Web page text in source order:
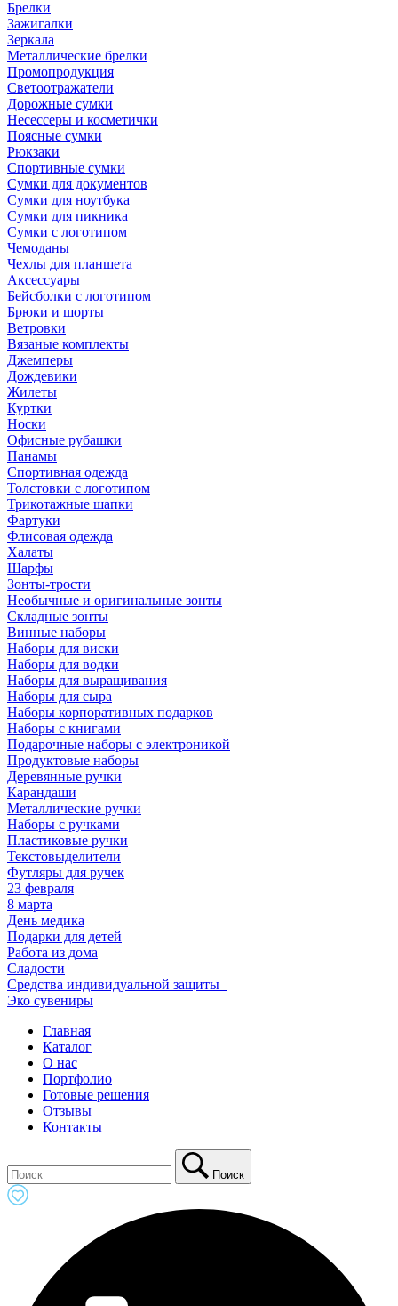
Брелки
Зажигалки
Зеркала
Металлические брелки
Промопродукция
Светоотражатели
Дорожные сумки
Несессеры и косметички
Поясные сумки
Рюкзаки
Спортивные сумки
Сумки для документов
Сумки для ноутбука
Сумки для пикника
Сумки с логотипом
Чемоданы
Чехлы для планшета
Аксессуары
Бейсболки с логотипом
Брюки и шорты
Ветровки
Вязаные комплекты
Джемперы
Дождевики
Жилеты
Куртки
Носки
Офисные рубашки
Панамы
Спортивная одежда
Толстовки с логотипом
Трикотажные шапки
Фартуки
Флисовая одежда
Халаты
Шарфы
Зонты-трости
Необычные и оригинальные зонты
Складные зонты
Винные наборы
Наборы для виски
Наборы для водки
Наборы для выращивания
Наборы для сыра
Наборы корпоративных подарков
Наборы с книгами
Подарочные наборы с электроникой
Продуктовые наборы
Деревянные ручки
Карандаши
Металлические ручки
Наборы с ручками
Пластиковые ручки
Текстовыделители
Футляры для ручек
23 февраля
8 марта
День медика
Подарки для детей
Работа из дома
Сладости
Средства индивидуальной защиты_
Эко сувениры
Главная
Каталог
О нас
Портфолио
Готовые решения
Отзывы
Контакты
Поиск